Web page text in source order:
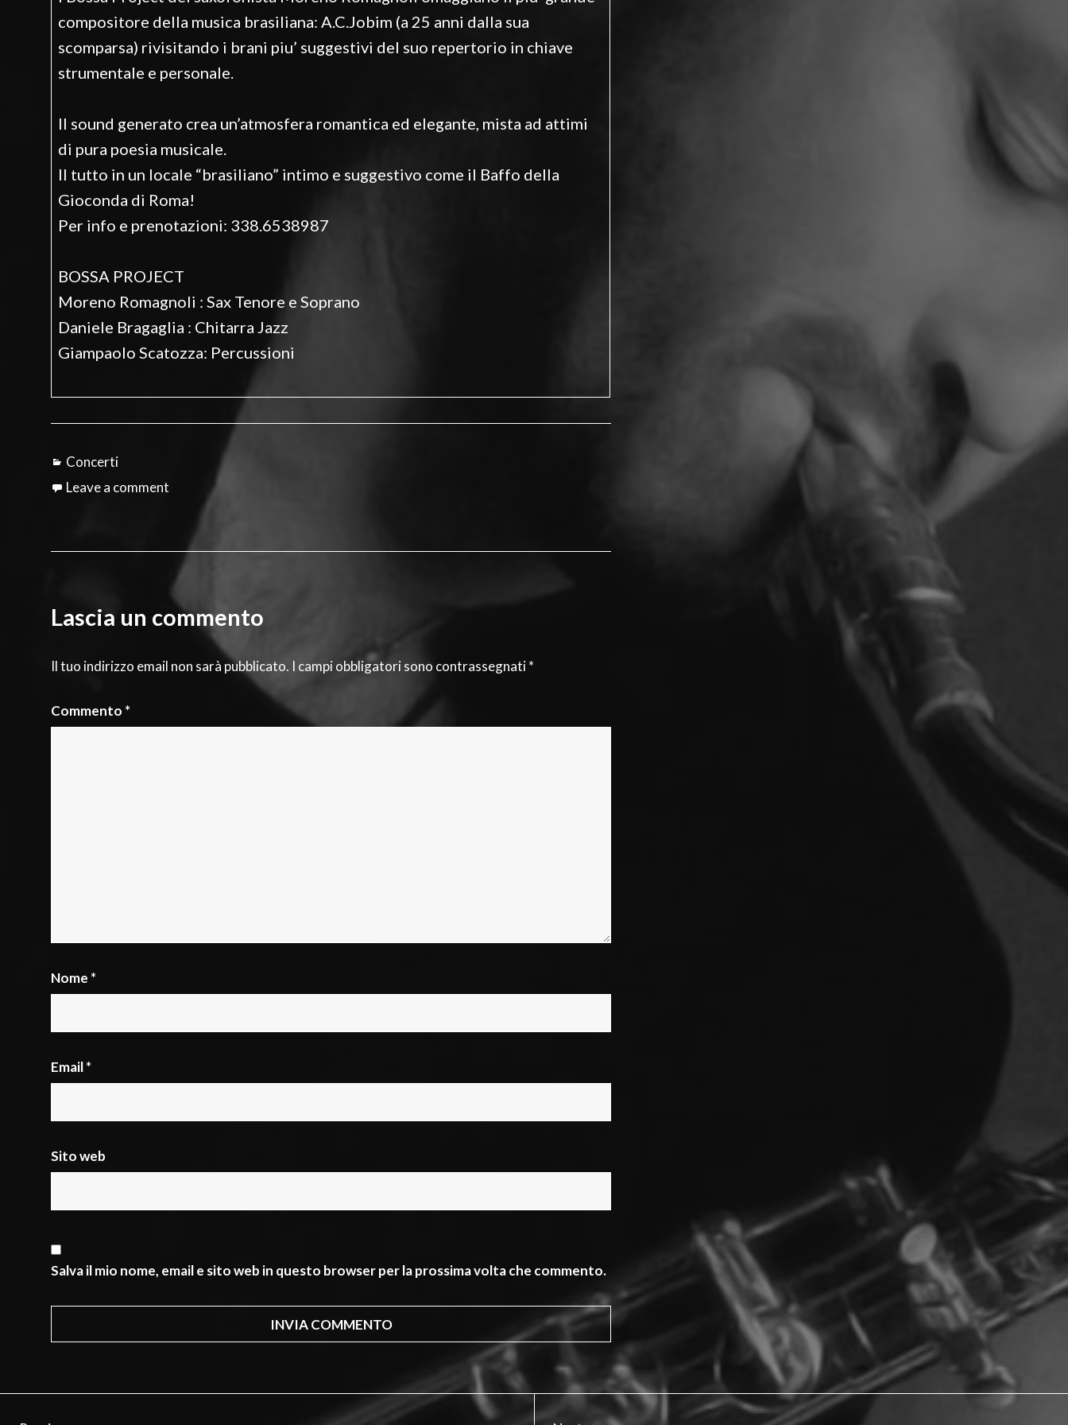
compositore della musica brasiliana: A.C.Jobim (a 25 anni dalla sua
scomparsa) rivisitando i brani piu’ suggestivi del suo repertorio in chiave
strumentale e personale.
Il sound generato crea un’atmosfera romantica ed elegante, mista ad attimi
di pura poesia musicale.
Il tutto in un locale “brasiliano” intimo e suggestivo come il Baffo della
Gioconda di Roma!
Per info e prenotazioni: 338.6538987
BOSSA PROJECT
Moreno Romagnoli : Sax Tenore e Soprano
Daniele Bragaglia : Chitarra Jazz
Giampaolo Scatozza: Percussioni
Categories
Concerti
Leave a comment
Lascia un commento
Il tuo indirizzo email non sarà pubblicato. I campi obbligatori sono contrassegnati*
Commento *
Nome *
Email*
Sito web
Salva il mio nome, email e sito web in questo browser per la prossima volta che commento.